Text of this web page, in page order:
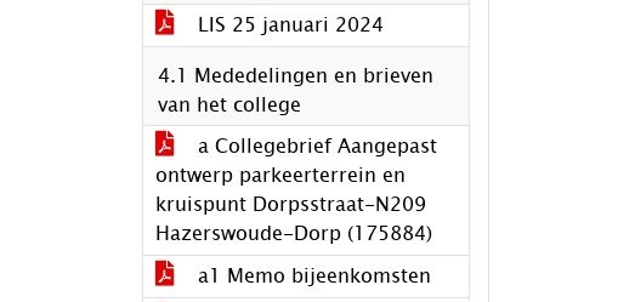
LIS 25 januari 2024
4.1 Mededelingen en brieven
van het college
a Collegebrief Aangepast
ontwerp parkeerterrein en
kruispunt Dorpsstraat-N209
Hazerswoude-Dorp (175884)
a1 Memo bijeenkomsten